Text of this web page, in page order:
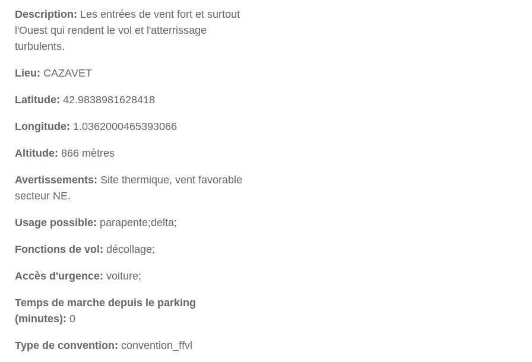
Description: Les entrées de vent fort et surtout
l'Ouest qui rendent le vol et l'atterrissage
turbulents.
Lieu: CAZAVET
Latitude: 42.9838981628418
Longitude: 1.0362000465393066
Altitude: 866 mètres
Avertissements: Site thermique, vent favorable
secteur NE.
Usage possible: parapente;delta;
Fonctions de vol: décollage;
Accès d'urgence: voiture;
Temps de marche depuis le parking
(minutes): 0
Type de convention: convention_ffvl